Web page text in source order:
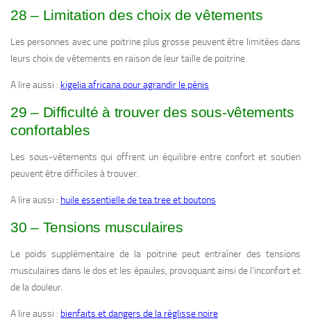
28 – Limitation des choix de vêtements
Les personnes avec une poitrine plus grosse peuvent être limitées dans
leurs choix de vêtements en raison de leur taille de poitrine.
A lire aussi : kigelia africana pour agrandir le pénis
29 – Difficulté à trouver des sous-vêtements
confortables
Les sous-vêtements qui offrent un équilibre entre confort et soutien
peuvent être difficiles à trouver.
A lire aussi : huile essentielle de tea tree et boutons
30 – Tensions musculaires
Le poids supplémentaire de la poitrine peut entraîner des tensions
musculaires dans le dos et les épaules, provoquant ainsi de l’inconfort et
de la douleur.
A lire aussi : bienfaits et dangers de la réglisse noire